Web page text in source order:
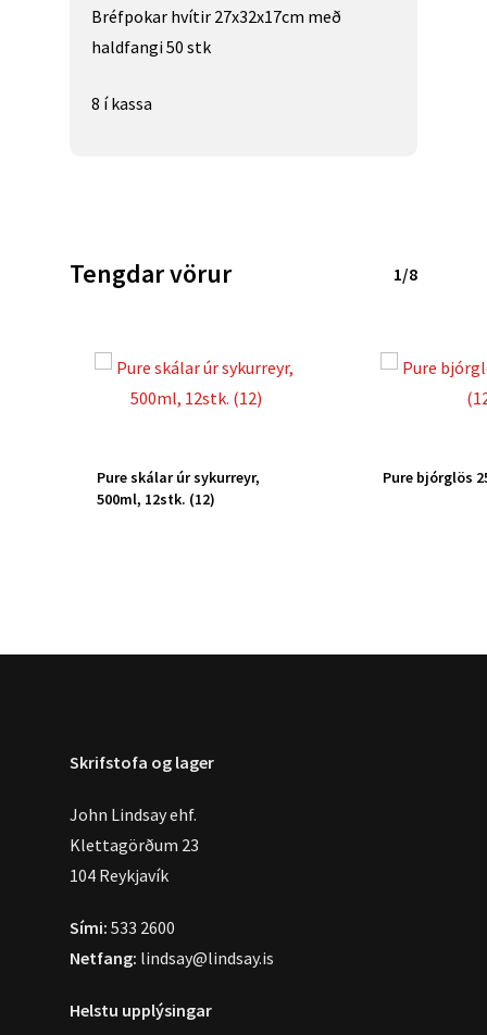
Bréfpokar hvítir 27x32x17cm með
haldfangi 50 stk
8 í kassa
Tengdar vörur 1/8
Pure skálar úr sykurreyr,
500ml, 12stk. (12)
Pure bjórglös
Skrifstofa og lager
John Lindsay ehf.
Klettagörðum 23
104 Reykjavík
Sími: 533 2600
Netfang: lindsay@lindsay.is
Helstu upplýsingar